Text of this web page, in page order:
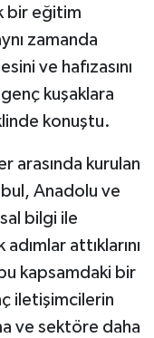
bir eğitim
zamanda
ve hafızasını
kuşaklara
konuştu.
arasında kurulan
Anadolu ve
bilgi ile
attıklarını
kapsamdaki bir
iletişimcilerin
ve sektöre daha